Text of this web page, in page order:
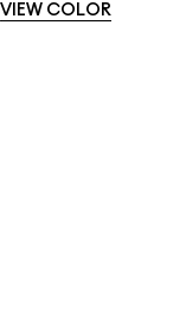
VIEW COLOR